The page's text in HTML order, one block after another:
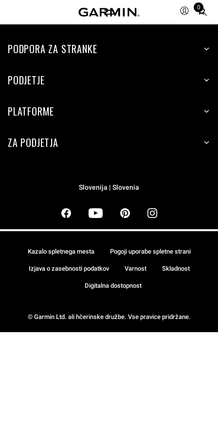
0
Total
items
cart:
PODPORA ZA STRANKE
PODJETJE
PLATFORME
ZA PODJETJA
Slovenija | Slovenia
© Garmin Ltd. ali hčerinske družbe. Vse pravice pridržane.
Kazalo spletnega mesta Pogoji uporabe spletne strani
Izjava o zasebnosti podatkov Varnost Skladnost
Digitalna dostopnost